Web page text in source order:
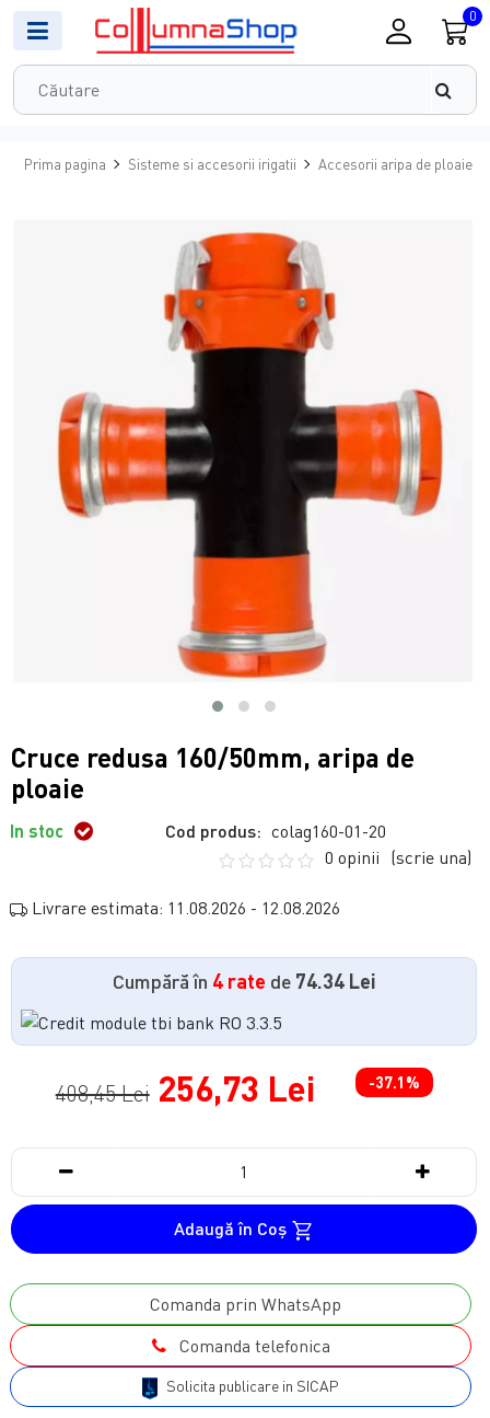
0
Prima pagina Sisteme si accesorii irigatii Accesorii aripa de ploaie
Cruce redusa 160/50mm, aripa de
ploaie
In stoc Cod produs: colag160-01-20
0 opinii (scrie una)
Livrare estimata: 11.08.2026 - 12.08.2026
Cumpără în 4 rate de 74.34 Lei
408,45 Lei 256,73 Lei -37.1%
Adaugă în Coş
Comanda prin WhatsApp
Comanda telefonica
Solicita publicare in SICAP